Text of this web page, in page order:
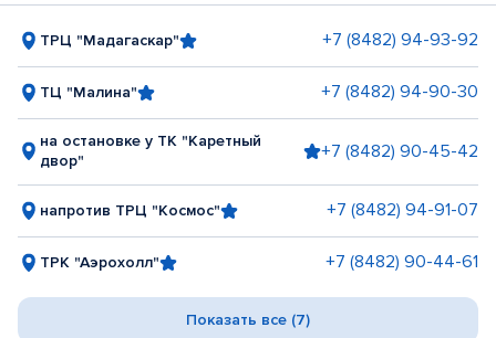
ТРЦ "Мадагаскар" +7 (8482) 94-93-92
ТЦ "Малина" +7 (8482) 94-90-30
на остановке у ТК "Каретный
двор"
+7 (8482) 90-45-42
напротив ТРЦ "Космос" +7 (8482) 94-91-07
ТРК "Аэрохолл" +7 (8482) 90-44-61
Показать все (7)